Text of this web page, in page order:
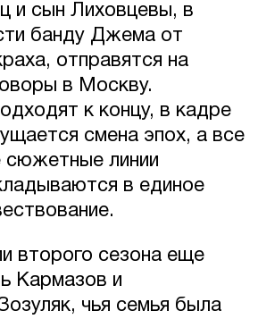
и сын Лиховцевы, в
банду Джема от
отправятся на
в Москву.
к концу, в кадре
смена эпох, а все
сюжетные линии
в единое
второго сезона еще
Кармазов и
чья семья была